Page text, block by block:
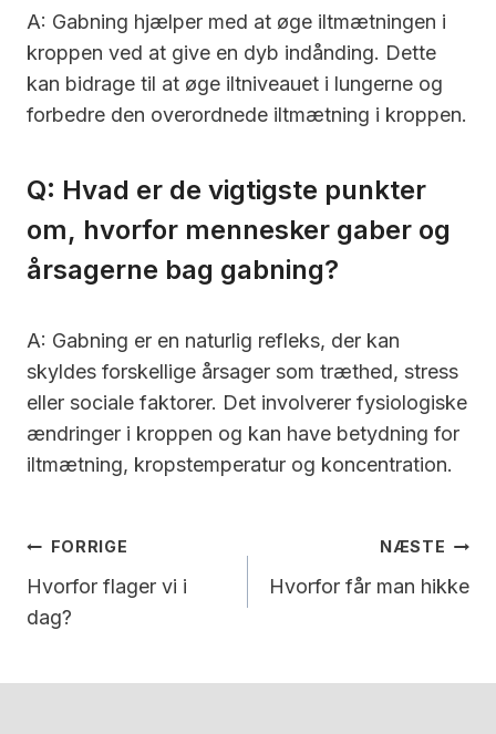
A: Gabning hjælper med at øge iltmætningen i
kroppen ved at give en dyb indånding. Dette
kan bidrage til at øge iltniveauet i lungerne og
forbedre den overordnede iltmætning i kroppen.
Q: Hvad er de vigtigste punkter
om, hvorfor mennesker gaber og
årsagerne bag gabning?
A: Gabning er en naturlig refleks, der kan
skyldes forskellige årsager som træthed, stress
eller sociale faktorer. Det involverer fysiologiske
ændringer i kroppen og kan have betydning for
iltmætning, kropstemperatur og koncentration.
Indlægsnavigation
FORRIGE
Hvorfor flager vi i
dag?
NÆSTE
Hvorfor får man hikke